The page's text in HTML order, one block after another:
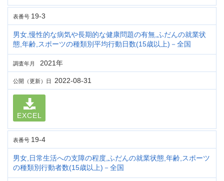
表番号 19-3
男女,慢性的な病気や長期的な健康問題の有無,ふだんの就業状
態,年齢,スポーツの種類別平均行動日数(15歳以上)－全国
調査年月 2021年
公開（更新）日 2022-08-31
EXCEL
表番号 19-4
男女,日常生活への支障の程度,ふだんの就業状態,年齢,スポーツ
の種類別行動者数(15歳以上)－全国